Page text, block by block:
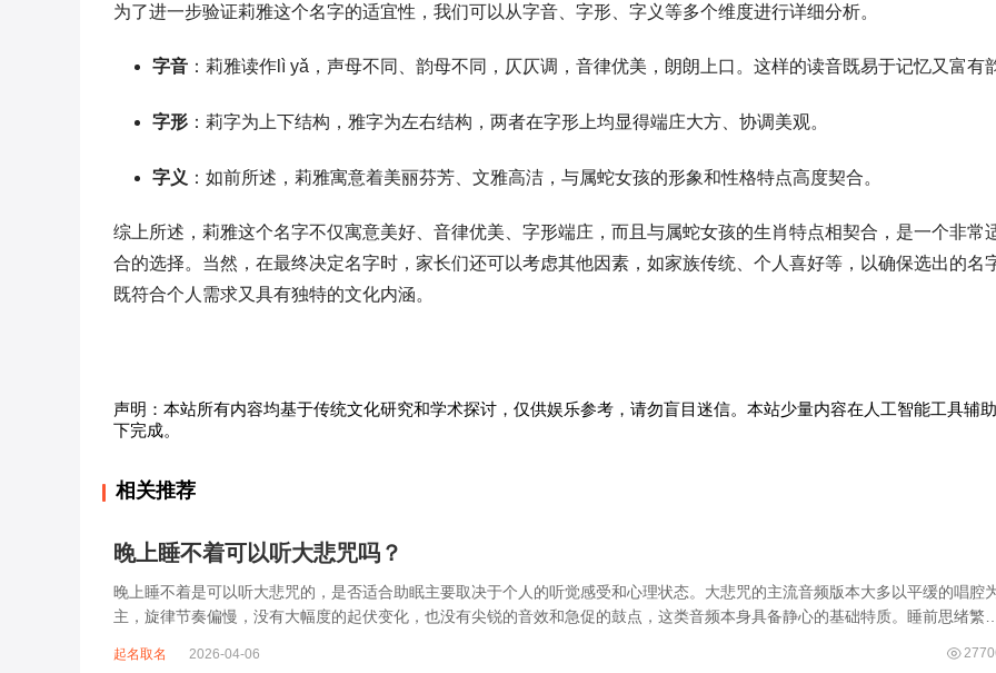
为了进一步验证莉雅这个名字的适宜性，我们可以从字音、字形、字义等多个维度进行详细分析。
字音 ：莉雅读作lì yǎ，声母不同、韵母不同，仄仄调，音律优美，朗朗上口。这样的读音既易于记忆又富有
字形 ：莉字为上下结构，雅字为左右结构，两者在字形上均显得端庄大方、协调美观。
字义 ：如前所述，莉雅寓意着美丽芬芳、文雅高洁，与属蛇女孩的形象和性格特点高度契合。
综上所述，莉雅这个名字不仅寓意美好、音律优美、字形端庄，而且与属蛇女孩的生肖特点相契合，是一个非常
合的选择。当然，在最终决定名字时，家长们还可以考虑其他因素，如家族传统、个人喜好等，以确保选出的名
既符合个人需求又具有独特的文化内涵。
声明：本站所有内容均基于传统文化研究和学术探讨，仅供娱乐参考，请勿盲目迷信。本站少量内容在人工智能工具辅助
下完成。
相关推荐
晚上睡不着可以听大悲咒吗？
晚上睡不着是可以听大悲咒的，是否适合助眠主要取决于个人的听觉感受和心理状态。大悲咒的主流音频版本大多以平缓的唱腔
主，旋律节奏偏慢，没有大幅度的起伏变化，也没有尖锐的音效和急促的鼓点，这类音频本身具备静心的基础特质。睡前思绪繁
起名取名 2026-04-06